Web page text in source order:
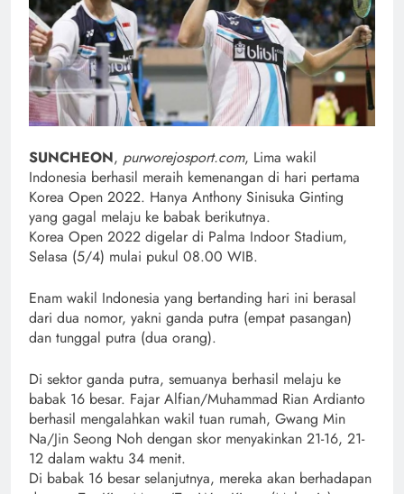
SUNCHEON, purworejosport.com, Lima wakil
Indonesia berhasil meraih kemenangan di hari pertama
Korea Open 2022. Hanya Anthony Sinisuka Ginting
yang gagal melaju ke babak berikutnya.
Korea Open 2022 digelar di Palma Indoor Stadium,
Selasa (5/4) mulai pukul 08.00 WIB.
Enam wakil Indonesia yang bertanding hari ini berasal
dari dua nomor, yakni ganda putra (empat pasangan)
dan tunggal putra (dua orang).
Di sektor ganda putra, semuanya berhasil melaju ke
babak 16 besar. Fajar Alfian/Muhammad Rian Ardianto
berhasil mengalahkan wakil tuan rumah, Gwang Min
Na/Jin Seong Noh dengan skor menyakinkan 21-16, 21-
12 dalam waktu 34 menit.
Di babak 16 besar selanjutnya, mereka akan berhadapan